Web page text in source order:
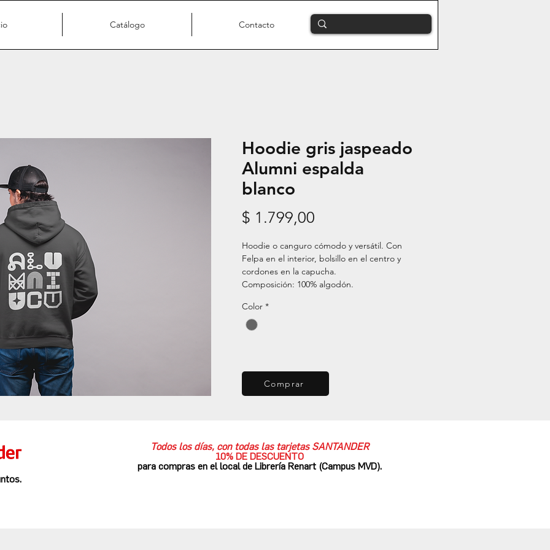
Catálogo Contacto
Hoodie gris jaspeado
Alumni espalda
blanco
$ 1.799,00
Hoodie o canguro cómodo y versátil. Con
Felpa en el interior, bolsillo en el centro y
cordones en la capucha.
Composición: 100% algodón.
Color *
Comprar
Todos los días, con todas las tarjetas SANTANDER
10% DE DESCUENTO
para compras en el local de Librería Renart (Campus MVD).